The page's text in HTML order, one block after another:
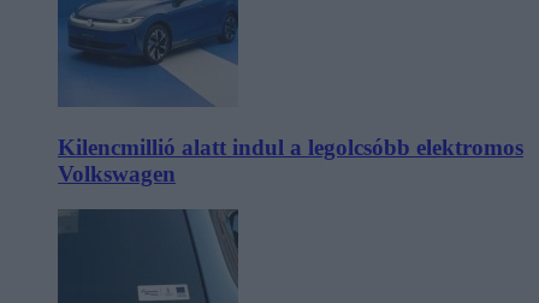
Kilencmillió alatt indul a legolcsóbb elektromos
Volkswagen